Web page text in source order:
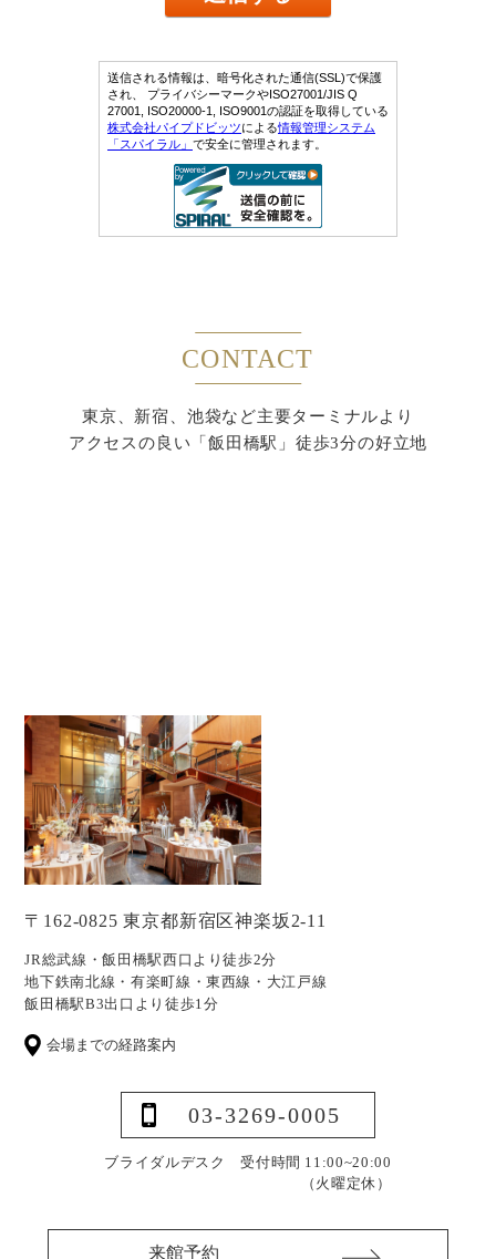
CONTACT
東京、新宿、池袋など主要ターミナルより
アクセスの良い「飯田橋駅」徒歩3分の好立地
〒162-0825 東京都新宿区神楽坂2-11
JR総武線・飯田橋駅西口より徒歩2分
地下鉄南北線・有楽町線・東西線・大江戸線
飯田橋駅B3出口より徒歩1分
会場までの経路案内
03-3269-0005
ブライダルデスク 受付時間 11:00~20:00
（火曜定休）
来館予約